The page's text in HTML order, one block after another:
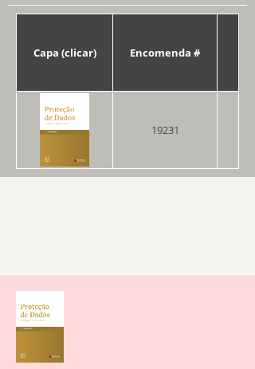
Capa (clicar) Encomenda #
19231